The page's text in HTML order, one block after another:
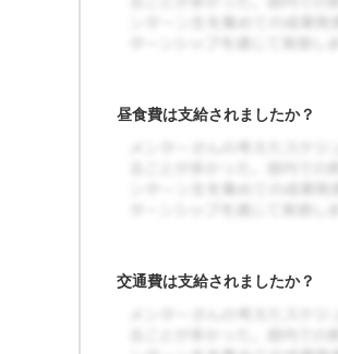
昼食費は支給されましたか？
交通費は支給されましたか？